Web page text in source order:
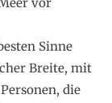
Sinne
Breite, mit
die